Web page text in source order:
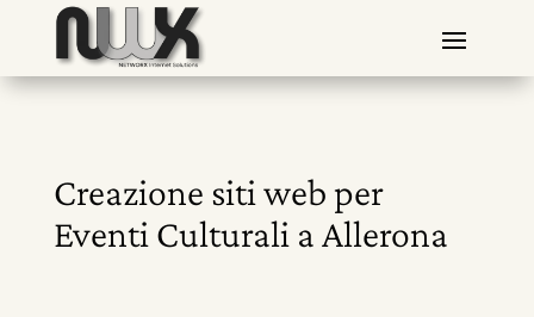
Creazione siti web per
Eventi Culturali a Allerona